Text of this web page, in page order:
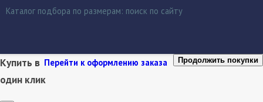
Каталог подбора по размерам: поиск по сайту
Продолжить покупки
Перейти к оформлению заказа
Купить в
один клик